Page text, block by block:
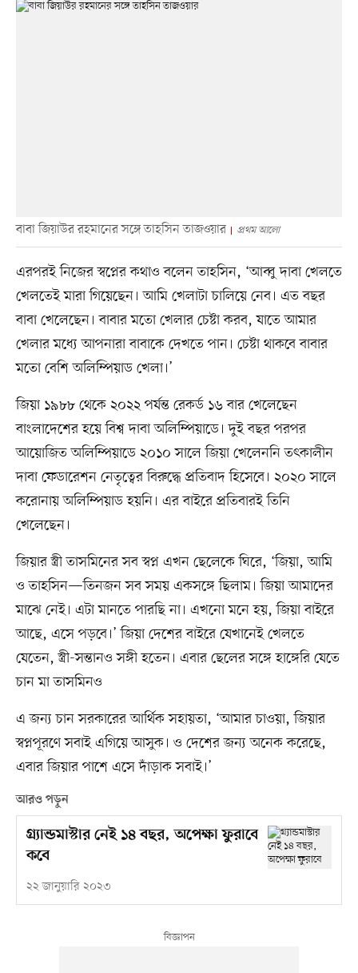
বাবা জিয়াউর রহমানের সঙ্গে তাহসিন তাজওয়ার প্রথম আলো
এরপরই নিজের স্বপ্নের কথাও বলেন তাহসিন, ‘আব্বু দাবা খেলতে
খেলতেই মারা গিয়েছেন। আমি খেলাটা চালিয়ে নেব। এত বছর
বাবা খেলেছেন। বাবার মতো খেলার চেষ্টা করব, যাতে আমার
খেলার মধ্যে আপনারা বাবাকে দেখতে পান। চেষ্টা থাকবে বাবার
মতো বেশি অলিম্পিয়াড খেলা।’
জিয়া ১৯৮৮ থেকে ২০২২ পর্যন্ত রেকর্ড ১৬ বার খেলেছেন
বাংলাদেশের হয়ে বিশ্ব দাবা অলিম্পিয়াডে। দুই বছর পরপর
আয়োজিত অলিম্পিয়াডে ২০১০ সালে জিয়া খেলেননি তৎকালীন
দাবা ফেডারেশন নেতৃত্বের বিরুদ্ধে প্রতিবাদ হিসেবে। ২০২০ সালে
করোনায় অলিম্পিয়াড হয়নি। এর বাইরে প্রতিবারই তিনি
খেলেছেন।
জিয়ার স্ত্রী তাসমিনের সব স্বপ্ন এখন ছেলেকে ঘিরে, ‘জিয়া, আমি
ও তাহসিন—তিনজন সব সময় একসঙ্গে ছিলাম। জিয়া আমাদের
মাঝে নেই। এটা মানতে পারছি না। এখনো মনে হয়, জিয়া বাইরে
আছে, এসে পড়বে।’ জিয়া দেশের বাইরে যেখানেই খেলতে
যেতেন, স্ত্রী-সন্তানও সঙ্গী হতেন। এবার ছেলের সঙ্গে হাঙ্গেরি যেতে
চান মা তাসমিনও
এ জন্য চান সরকারের আর্থিক সহায়তা, ‘আমার চাওয়া, জিয়ার
স্বপ্নপূরণে সবাই এগিয়ে আসুক। ও দেশের জন্য অনেক করেছে,
এবার জিয়ার পাশে এসে দাঁড়াক সবাই।’
আরও পড়ুন
গ্র্যান্ডমাস্টার নেই ১৪ বছর, অপেক্ষা ফুরাবে
কবে
২২ জানুয়ারি ২০২৩